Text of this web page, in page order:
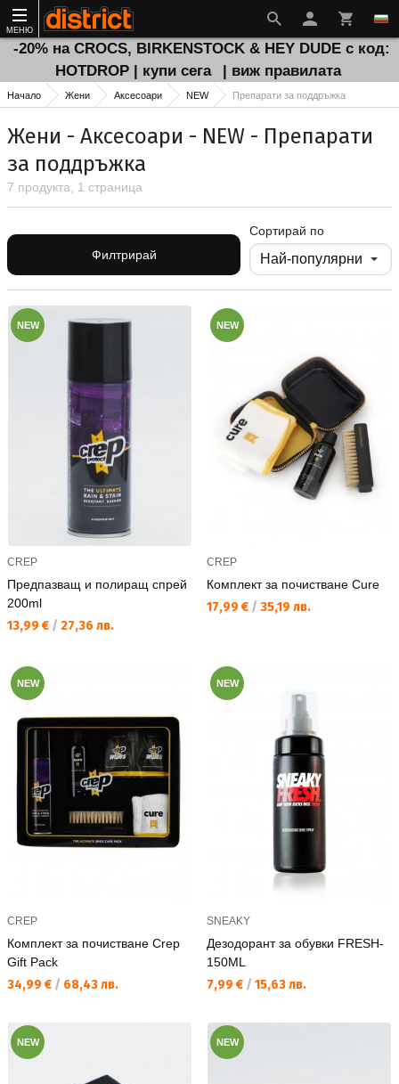
МЕНЮ
-20% на CROCS, BIRKENSTOCK & HEY DUDE с код:
HOTDROP | купи сега
| виж правилата
Начало Жени Аксесоари NEW Препарати за поддръжка
Жени - Аксесоари - NEW - Препарати
за поддръжка
7 продукта, 1 страница
Филтрирай
Сортирай по
NEW
CREP
Предпазващ и полиращ спрей
200ml
Текуща цена:
13,99 € / 27,36 лв.
NEW
CREP
Комплект за почистване Cure
Текуща цена:
17,99 € / 35,19 лв.
NEW
CREP
Комплект за почистване Crep
Gift Pack
Текуща цена:
34,99 € / 68,43 лв.
NEW
SNEAKY
Дезодорант за обувки FRESH-
150ML
Текуща цена:
7,99 € / 15,63 лв.
NEW NEW